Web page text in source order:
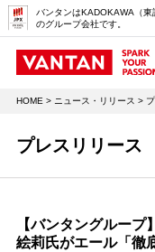
バンタンはKADOKAWA（東
のグループ会社です。
HOME > ニュース・リリース >
プレスリリース
【バンタングルー
絵莉氏がエール「徹